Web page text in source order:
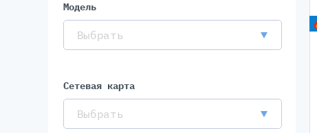
Модель
Выбрать
Сетевая карта
Выбрать